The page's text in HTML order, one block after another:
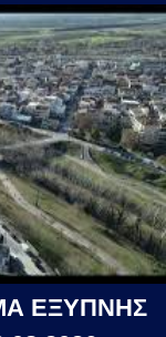
ΕΞΥΠΝΗΣ